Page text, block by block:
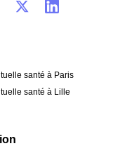
santé à Paris
santé à Lille